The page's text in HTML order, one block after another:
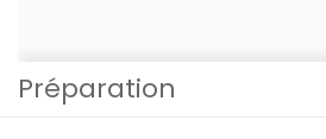
Préparation